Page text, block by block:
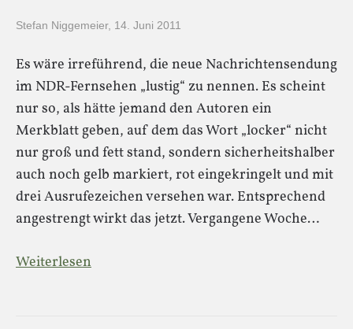
Stefan Niggemeier, 14. Juni 2011
Es wäre irreführend, die neue Nachrichtensendung
im NDR-Fernsehen „lustig“ zu nennen. Es scheint
nur so, als hätte jemand den Autoren ein
Merkblatt geben, auf dem das Wort „locker“ nicht
nur groß und fett stand, sondern sicherheitshalber
auch noch gelb markiert, rot eingekringelt und mit
drei Ausrufezeichen versehen war. Entsprechend
angestrengt wirkt das jetzt. Vergangene Woche…
Weiterlesen